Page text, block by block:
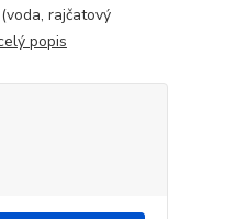
rajčatový
popis